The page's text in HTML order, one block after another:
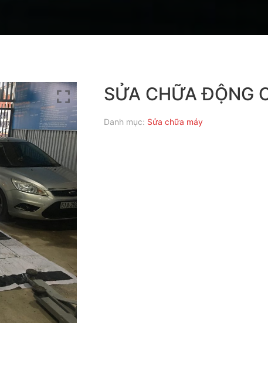
SỬA CHỮA ĐỘNG
Danh mục: Sửa chữa máy